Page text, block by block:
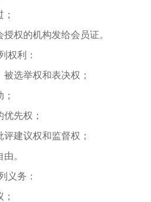
权的机构发给会员证。
权利：
选举权和表决权；
先权；
建议权和监督权；
由。
义务：